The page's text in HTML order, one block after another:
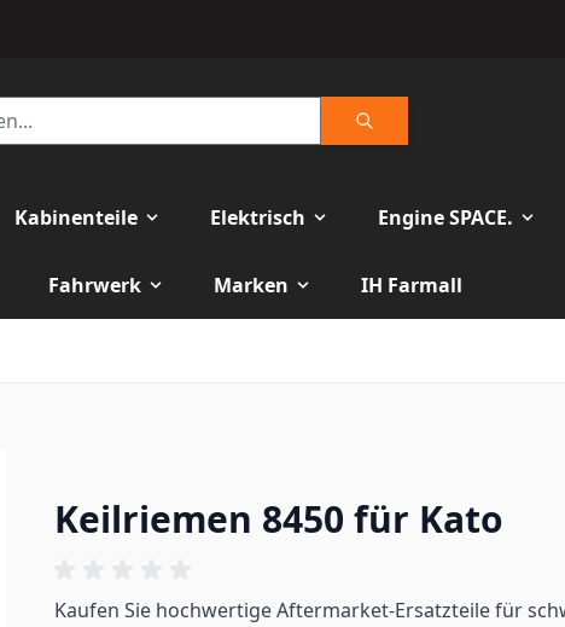
Suche
Kabinenteile Elektrisch Engine SPACE.
Fahrwerk Marken
IH Farmall
Keilriemen 8450 für Kato
Kaufen Sie hochwertige Aftermarket-Ersatzteile für